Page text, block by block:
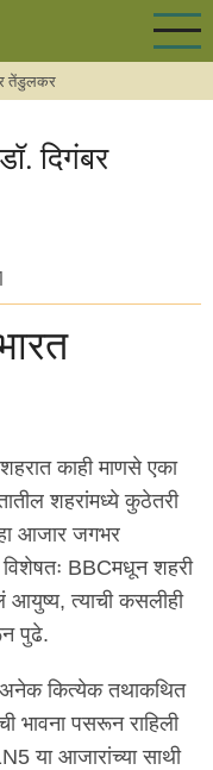
तेंडुलकर
दिगंबर
काही माणसे एका
शहरांमध्ये कुठेतरी
आजार जगभर
विशेषतः BBCमधून शहरी
आयुष्य, त्याची कसलीही
पुढे.
अनेक कित्येक तथाकथित
भावना पसरून राहिली
या आजारांच्या साथी